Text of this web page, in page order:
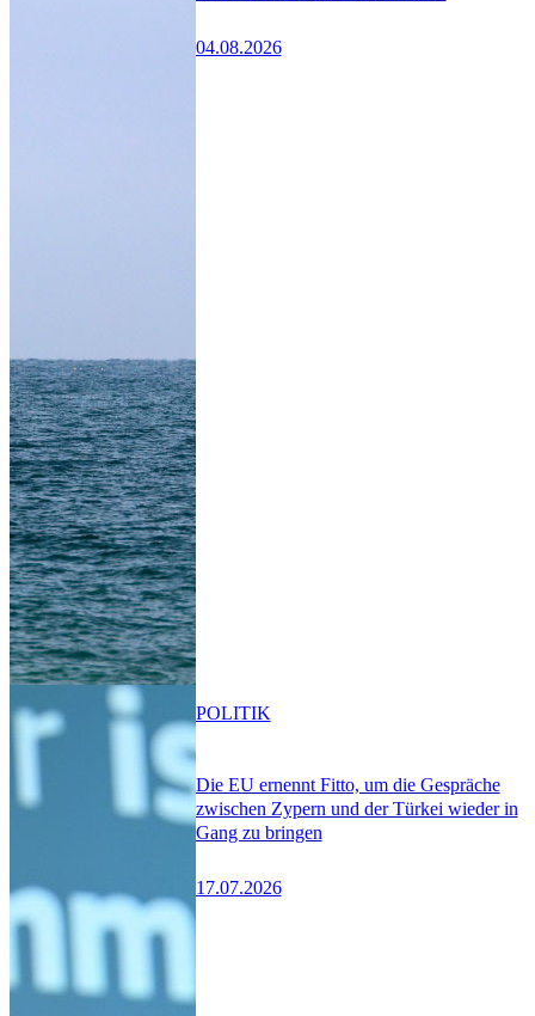
04.08.2026
Die EU ernennt Fitto, um die Gespräche
zwischen Zypern und der Türkei wieder in
Gang zu bringen
17.07.2026
POLITIK